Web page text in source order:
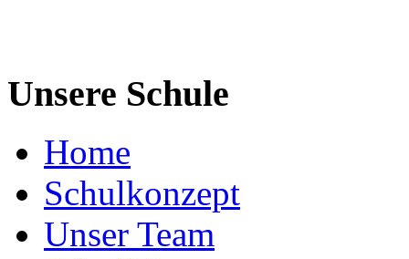
Unsere Schule
Home
Schulkonzept
Unser Team